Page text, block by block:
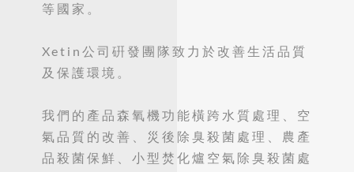
等國家。
Xetin公司硏發團隊致力於改善生活品質
及保護環境。
我們的產品森氧機功能橫跨水質處理、空
氣品質的改善、災後除臭殺菌處理、農產
品殺菌保鮮、小型焚化爐空氣除臭殺菌處